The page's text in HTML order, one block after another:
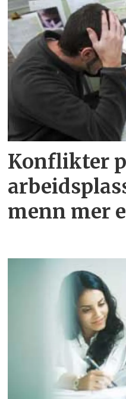
Konflikter
menn mer